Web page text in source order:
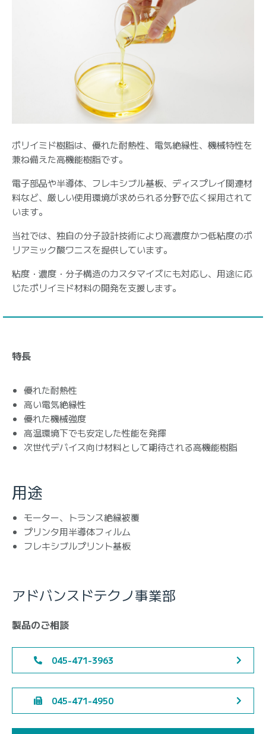
ポリイミド樹脂は、優れた耐熱性、電気絶縁性、機械特性を
兼ね備えた高機能樹脂です。
電子部品や半導体、フレキシブル基板、ディスプレイ関連材
料など、厳しい使用環境が求められる分野で広く採用されて
います。
当社では、独自の分子設計技術により高濃度かつ低粘度のポ
リアミック酸ワニスを提供しています。
粘度・濃度・分子構造のカスタマイズにも対応し、用途に応
じたポリイミド材料の開発を支援します。
特長
優れた耐熱性
高い電気絶縁性
優れた機械強度
高温環境下でも安定した性能を発揮
次世代デバイス向け材料として期待される高機能樹脂
用途
モーター、トランス絶縁被覆
プリンタ用半導体フィルム
フレキシブルプリント基板
アドバンスドテクノ事業部
製品のご相談
045-471-3963
045-471-4950